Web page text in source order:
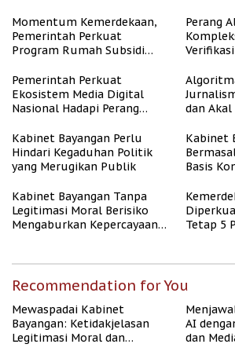
Momentum Kemerdekaan,
Pemerintah Perkuat
Program Rumah Subsidi
Berpenghasilan Rendah
Perang
Pemerintah Perkuat
Ekosistem Media Digital
Nasional Hadapi Perang
dan
Kabinet Bayangan Perlu
Hindari Kegaduhan Politik
yang Merugikan Publik
Kabinet
Basis
Kabinet Bayangan Tanpa
Legitimasi Moral Berisiko
Mengaburkan Kepercayaan
Tetap 5
Recommendation for You
Mewaspadai Kabinet
Bayangan: Ketidakjelasan
Legitimasi Moral dan
AI
dan